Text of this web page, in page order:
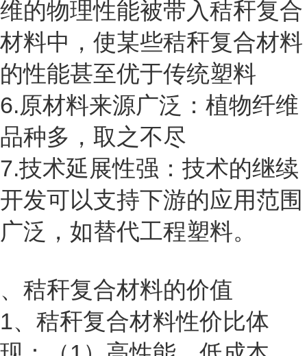
维的物理性能被带入秸秆复合
材料中，使某些秸秆复合材料
的性能甚至优于传统塑料
6.原材料来源广泛：植物纤维
品种多，取之不尽
7.技术延展性强：技术的继续
开发可以支持下游的应用范围
广泛，如替代工程塑料。
、 秸秆复合材料的价值
1、 秸秆复合材料性价比体